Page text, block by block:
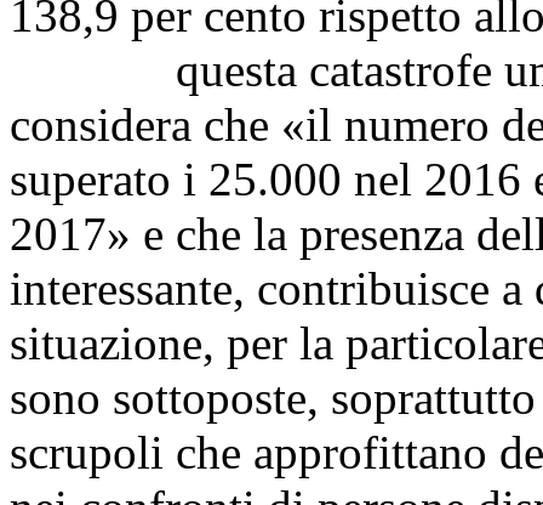
138,9 per cento rispetto
questa catastrofe
considera che «il numero
superato i 25.000 nel
2017» e che la presenza
interessante, contribuisce
situazione, per la
sono sottoposte,
scrupoli che approfittano